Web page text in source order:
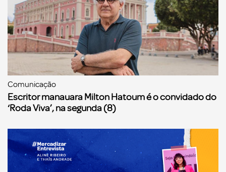
Comunicação
Escritor manauara Milton Hatoum é o convidado do
‘Roda Viva’, na segunda (8)